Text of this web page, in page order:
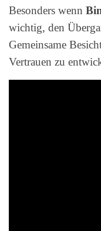
Besonders wenn
wichtig, den
Gemeinsame
Vertrauen zu